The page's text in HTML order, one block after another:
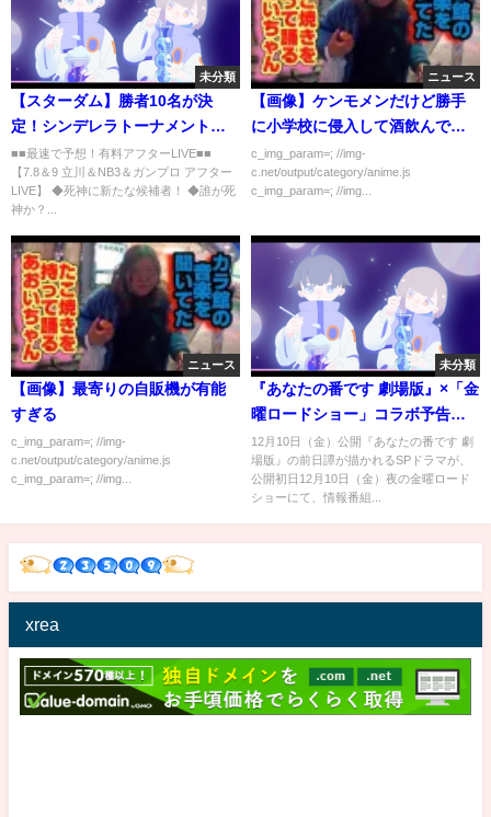
未分類
【スターダム】勝者10名が決
定！シンデレラトーナメント
2021一回戦/中野たむに何が起こ
ったの？/林下詩美が白川未奈を
認めた！最強の挑戦者、朱里が
【STARDOM】
■■最速で予想！有料アフターLIVE■■
【7.8＆9 立川＆NB3＆ガンプロ アフター
LIVE】 ◆死神に新たな候補者！ ◆誰が死
神か？...
ニュース
【画像】ケンモメンだけど勝手
に小学校に侵入して酒飲んでる
ｗ パシャ📸
c_img_param=; //img-
c.net/output/category/anime.js
c_img_param=; //img...
ニュース
【画像】最寄りの自販機が有能
すぎる
c_img_param=; //img-
c.net/output/category/anime.js
c_img_param=; //img...
未分類
『あなたの番です 劇場版』×「金
曜ロードショー」コラボ予告
≪12月10日（金）公開≫
12月10日（金）公開『あなたの番です 劇
場版』の前日譚が描かれるSPドラマが、
公開初日12月10日（金）夜の金曜ロード
ショーにて、情報番組...
xrea